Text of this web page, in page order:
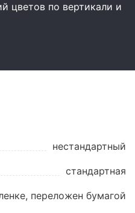
цветов по вертикали и
нестандартный
стандартная
переложен бумагой